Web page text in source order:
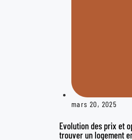
mars 20, 2025
Evolution des prix et
trouver un logement